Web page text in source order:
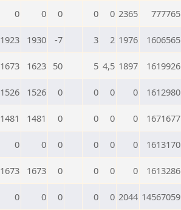
0 0 0 0 0 2365 777765
1923 1930 -7 3 2 1976 1606565
1673 1623 50 5 4,5 1897 1619926
1526 1526 0 0 0 0 1612980
1481 1481 0 0 0 0 1671677
0 0 0 0 0 0 1613170
1673 1673 0 0 0 0 1613286
0 0 0 0 0 2044 14567059